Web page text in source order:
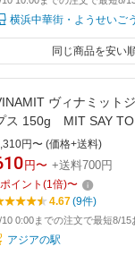
横浜中華街・ようせいごう
同じ商品を安い
ヴィナミット
ス 150g MIT SAY
円〜 (価格+送料)
円〜 +送料700円
ポイント (1倍)〜
4.67(9件)
10 0:00までの注文で最短8/15
アジアの駅